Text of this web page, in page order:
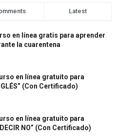
Latest
en línea gratis para aprender
la cuarentena
en línea gratuito para
(Con Certificado)
en línea gratuito para
DECIR NO” (Con Certificado)